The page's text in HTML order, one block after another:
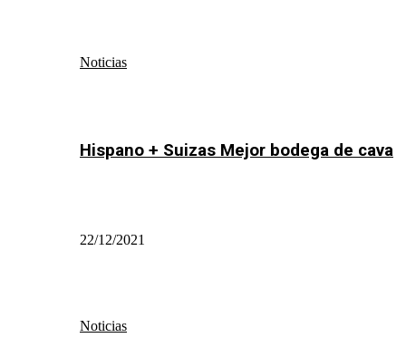
Noticias
Hispano + Suizas Mejor bodega de cava
22/12/2021
Noticias